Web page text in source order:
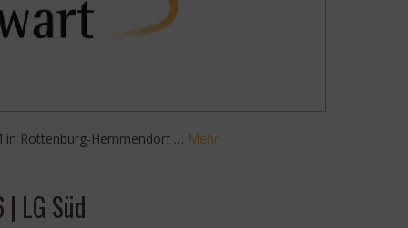
in Rottenburg-Hemmendorf … Mehr
LG Süd